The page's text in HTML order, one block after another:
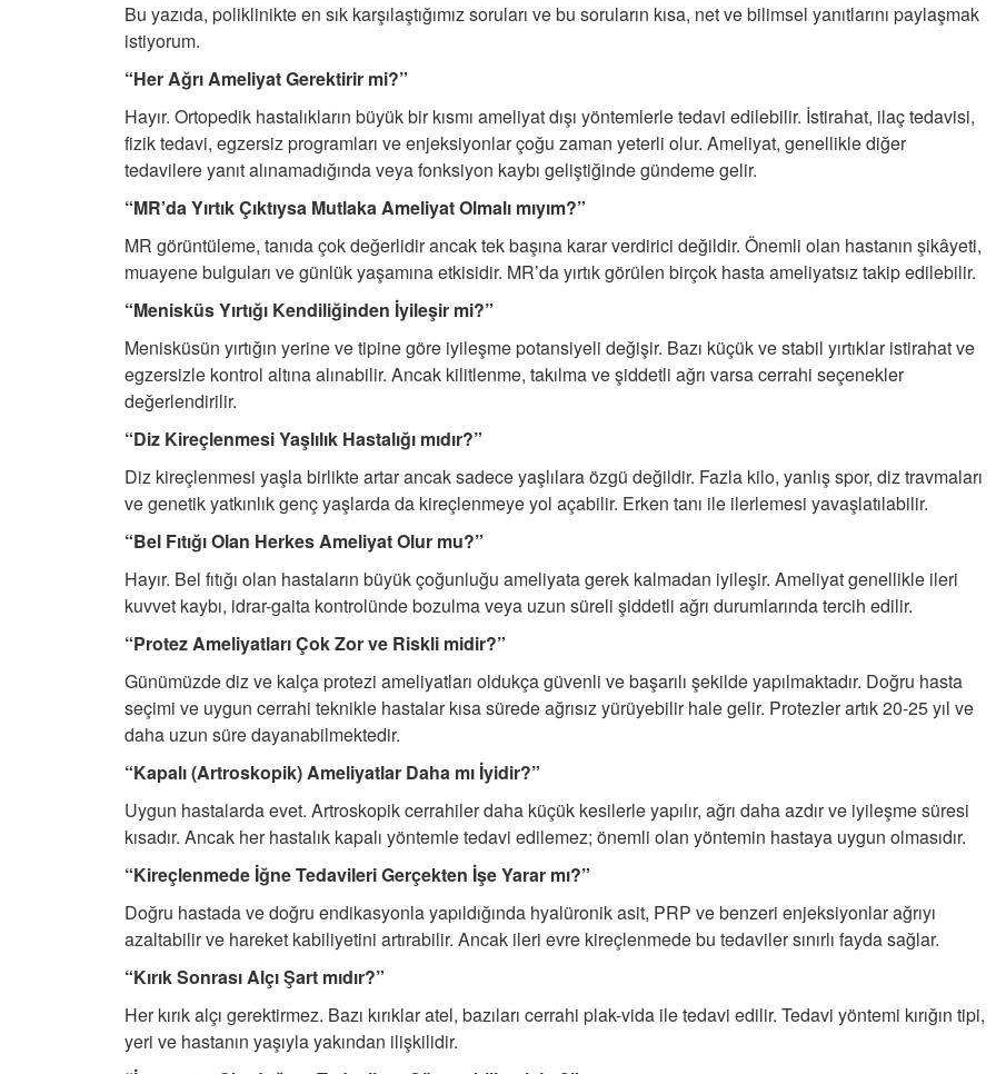
Bu yazıda, poliklinikte en sık karşılaştığımız soruları ve bu soruların kısa, net ve bilimsel yanıtlarını paylaşmak
istiyorum.
“Her Ağrı Ameliyat Gerektirir mi?”
Hayır. Ortopedik hastalıkların büyük bir kısmı ameliyat dışı yöntemlerle tedavi edilebilir. İstirahat, ilaç tedavisi,
fizik tedavi, egzersiz programları ve enjeksiyonlar çoğu zaman yeterli olur. Ameliyat, genellikle diğer
tedavilere yanıt alınamadığında veya fonksiyon kaybı geliştiğinde gündeme gelir.
“MR’da Yırtık Çıktıysa Mutlaka Ameliyat Olmalı mıyım?”
MR görüntüleme, tanıda çok değerlidir ancak tek başına karar verdirici değildir. Önemli olan hastanın şikâyeti,
muayene bulguları ve günlük yaşamına etkisidir. MR’da yırtık görülen birçok hasta ameliyatsız takip edilebilir.
“Menisküs Yırtığı Kendiliğinden İyileşir mi?”
Menisküsün yırtığın yerine ve tipine göre iyileşme potansiyeli değişir. Bazı küçük ve stabil yırtıklar istirahat ve
egzersizle kontrol altına alınabilir. Ancak kilitlenme, takılma ve şiddetli ağrı varsa cerrahi seçenekler
değerlendirilir.
“Diz Kireçlenmesi Yaşlılık Hastalığı mıdır?”
Diz kireçlenmesi yaşla birlikte artar ancak sadece yaşlılara özgü değildir. Fazla kilo, yanlış spor, diz travmaları
ve genetik yatkınlık genç yaşlarda da kireçlenmeye yol açabilir. Erken tanı ile ilerlemesi yavaşlatılabilir.
“Bel Fıtığı Olan Herkes Ameliyat Olur mu?”
Hayır. Bel fıtığı olan hastaların büyük çoğunluğu ameliyata gerek kalmadan iyileşir. Ameliyat genellikle ileri
kuvvet kaybı, idrar-gaita kontrolünde bozulma veya uzun süreli şiddetli ağrı durumlarında tercih edilir.
“Protez Ameliyatları Çok Zor ve Riskli midir?”
Günümüzde diz ve kalça protezi ameliyatları oldukça güvenli ve başarılı şekilde yapılmaktadır. Doğru hasta
seçimi ve uygun cerrahi teknikle hastalar kısa sürede ağrısız yürüyebilir hale gelir. Protezler artık 20-25 yıl ve
daha uzun süre dayanabilmektedir.
“Kapalı (Artroskopik) Ameliyatlar Daha mı İyidir?”
Uygun hastalarda evet. Artroskopik cerrahiler daha küçük kesilerle yapılır, ağrı daha azdır ve iyileşme süresi
kısadır. Ancak her hastalık kapalı yöntemle tedavi edilemez; önemli olan yöntemin hastaya uygun olmasıdır.
“Kireçlenmede İğne Tedavileri Gerçekten İşe Yarar mı?”
Doğru hastada ve doğru endikasyonla yapıldığında hyalüronik asit, PRP ve benzeri enjeksiyonlar ağrıyı
azaltabilir ve hareket kabiliyetini artırabilir. Ancak ileri evre kireçlenmede bu tedaviler sınırlı fayda sağlar.
“Kırık Sonrası Alçı Şart mıdır?”
Her kırık alçı gerektirmez. Bazı kırıklar atel, bazıları cerrahi plak-vida ile tedavi edilir. Tedavi yöntemi kırığın tipi,
yeri ve hastanın yaşıyla yakından ilişkilidir.
“Aman doktor, yaman doktor.
KİLO KONTROLÜNDE KİLİT
NOKTA: ARA ÖĞÜNLER
Konuk Yazar
Uğuralp CİVELEK
“Bu bir suç duyurusudur”
Özkan Doğan
YEREL RADYO VE REKLAM